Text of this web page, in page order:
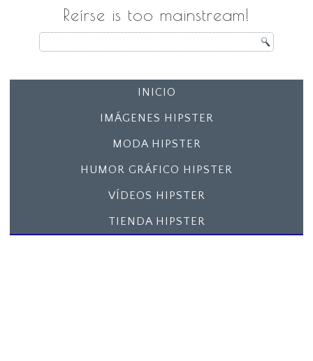
Reírse is too mainstream!
INICIO
IMÁGENES HIPSTER
MODA HIPSTER
HUMOR GRÁFICO HIPSTER
VÍDEOS HIPSTER
TIENDA HIPSTER